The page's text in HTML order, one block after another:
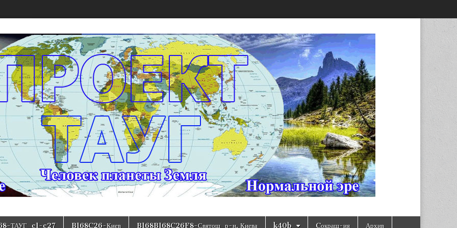
ТАУГ_c1-c27 B168C26-Киев B168B168C26F8-Святош_р-н, Киева k40b Cокращ-ия Архив